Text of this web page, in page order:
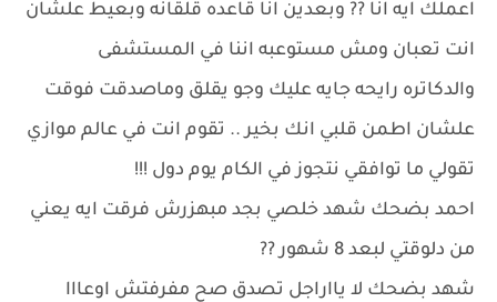
اعملك ايه انا ?? وبعدين انا قاعده قلقانه وبعيط علشان
انت تعبان ومش مستوعبه اننا في المستشفى
والدكاتره رايحه جايه عليك وجو يقلق وماصدقت فوقت
علشان اطمن قلبي انك بخير .. تقوم انت في عالم موازي
تقولي ما توافقي نتجوز في الكام يوم دول !!!
احمد بضحك شهد خلصي بجد مبهزرش فرقت ايه يعني
من دلوقتي لبعد 8 شهور ??
شهد بضحك لا يااراجل تصدق صح مفرفتش اوعااا